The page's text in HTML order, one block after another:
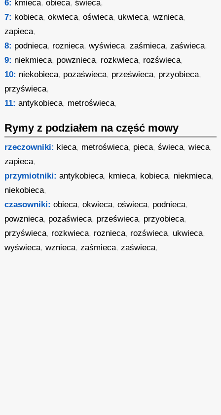
6: kmieca,obieca,świeca,
7: kobieca,okwieca,oświeca, ukwieca,wznieca,
zapieca,
8: podnieca, roznieca,wyświeca,zaśmieca,zaświeca,
9: niekmieca, powznieca, rozkwieca, rozświeca,
10: niekobieca, pozaświeca, prześwieca, przyobieca,
przyświeca,
11: antykobieca, metroświeca,
Rymy z podziałem na część mowy
rzeczowniki: kieca, metroświeca, pieca,świeca,wieca,
zapieca,
przymiotniki: antykobieca, kmieca, kobieca, niekmieca,
niekobieca,
czasowniki: obieca,okwieca,oświeca, podnieca,
powznieca, pozaświeca, prześwieca, przyobieca,
przyświeca, rozkwieca, roznieca, rozświeca, ukwieca,
wyświeca,wznieca,zaśmieca,zaświeca,